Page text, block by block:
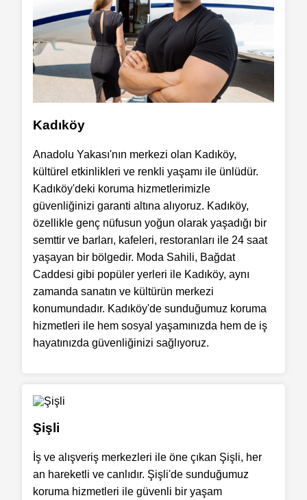
Kadıköy
Anadolu Yakası'nın merkezi olan Kadıköy,
kültürel etkinlikleri ve renkli yaşamı ile ünlüdür.
Kadıköy'deki koruma hizmetlerimizle
güvenliğinizi garanti altına alıyoruz. Kadıköy,
özellikle genç nüfusun yoğun olarak yaşadığı bir
semttir ve barları, kafeleri, restoranları ile 24 saat
yaşayan bir bölgedir. Moda Sahili, Bağdat
Caddesi gibi popüler yerleri ile Kadıköy, aynı
zamanda sanatın ve kültürün merkezi
konumundadır. Kadıköy'de sunduğumuz koruma
hizmetleri ile hem sosyal yaşamınızda hem de iş
hayatınızda güvenliğinizi sağlıyoruz.
Şişli
İş ve alışveriş merkezleri ile öne çıkan Şişli, her
an hareketli ve canlıdır. Şişli'de sunduğumuz
koruma hizmetleri ile güvenli bir yaşam